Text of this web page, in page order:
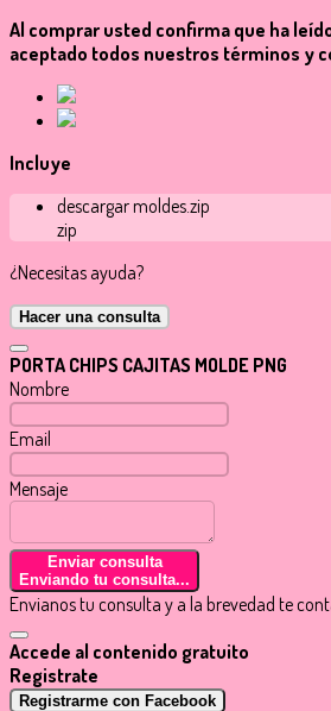
Al comprar usted confirma que ha
aceptado todos nuestros términos y
Incluye
descargar moldes.zip
zip
¿Necesitas ayuda?
Hacer una consulta
PORTA CHIPS CAJITAS MOLDE PNG
Nombre
Email
Mensaje
Enviar consulta
Enviando tu consulta...
Envianos tu consulta y a la brevedad te
Accede al contenido gratuito
Registrate
Registrarme con Facebook